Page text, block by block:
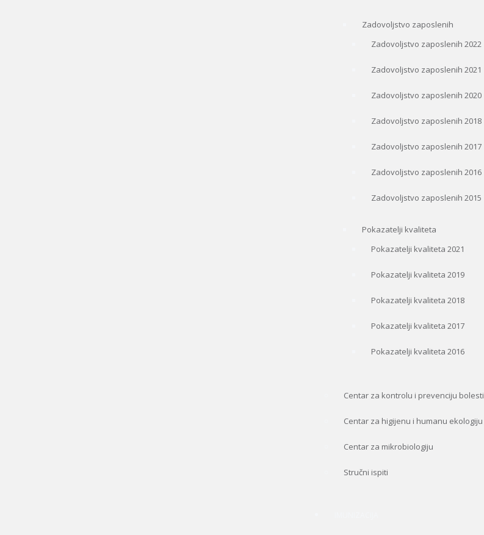
Zadovoljstvo zaposlenih
Zadovoljstvo zaposlenih 2022
Zadovoljstvo zaposlenih 2021
Zadovoljstvo zaposlenih 2020
Zadovoljstvo zaposlenih 2018
Zadovoljstvo zaposlenih 2017
Zadovoljstvo zaposlenih 2016
Zadovoljstvo zaposlenih 2015
Pokazatelji kvaliteta
Pokazatelji kvaliteta 2021
Pokazatelji kvaliteta 2019
Pokazatelji kvaliteta 2018
Pokazatelji kvaliteta 2017
Pokazatelji kvaliteta 2016
Centar za kontrolu i prevenciju bolesti
Centar za higijenu i humanu ekologiju
Centar za mikrobiologiju
Stručni ispiti